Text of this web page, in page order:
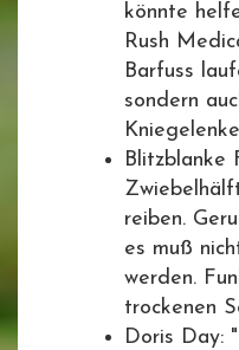
könnte
Rush
Barfuss
sondern
Blitzblanke
reiben.
es muß
werden.
trockenen
Doris Day: